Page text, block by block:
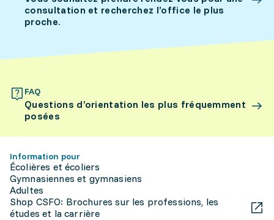
consultation et recherchez l’office le plus
proche.
FAQ
Questions d’orientation les plus fréquemment
posées
Information pour
Écolières et écoliers
Gymnasiennes et gymnasiens
Adultes
Shop CSFO: Brochures sur les professions, les
études et la carrière